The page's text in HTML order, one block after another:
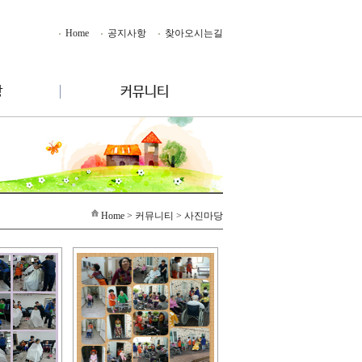
Home 공지사항 찾아오시는길
Home > 커뮤니티 > 사진마당